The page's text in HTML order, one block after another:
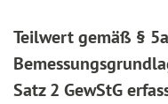
Teilwert gemäß §
Satz 2 GewStG